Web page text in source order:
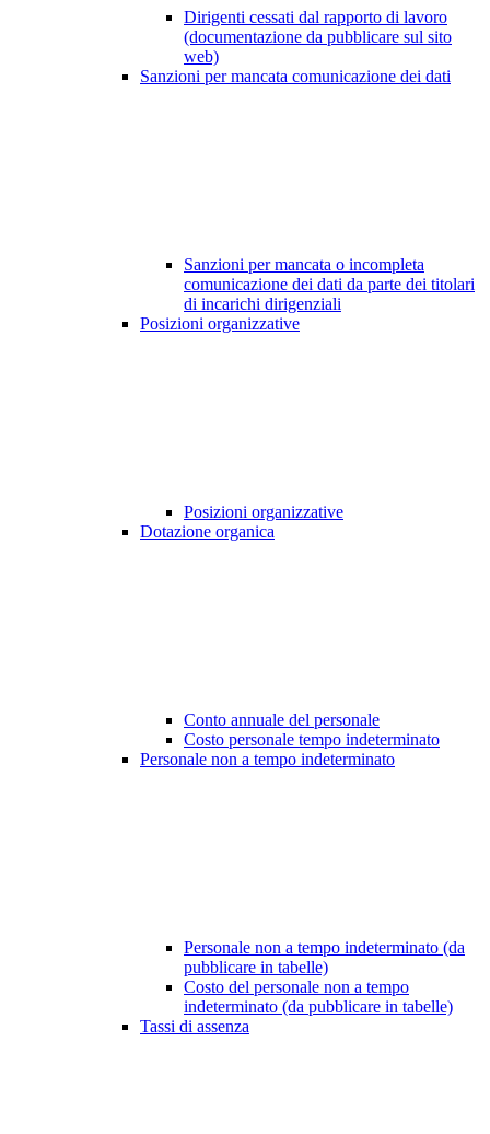
Dirigenti cessati dal rapporto di lavoro
(documentazione da pubblicare sul sito
web)
Sanzioni per mancata comunicazione dei dati
Sanzioni per mancata o incompleta
comunicazione dei dati da parte dei titolari
di incarichi dirigenziali
Posizioni organizzative
Posizioni organizzative
Dotazione organica
Conto annuale del personale
Costo personale tempo indeterminato
Personale non a tempo indeterminato
Personale non a tempo indeterminato (da
pubblicare in tabelle)
Costo del personale non a tempo
indeterminato (da pubblicare in tabelle)
Tassi di assenza